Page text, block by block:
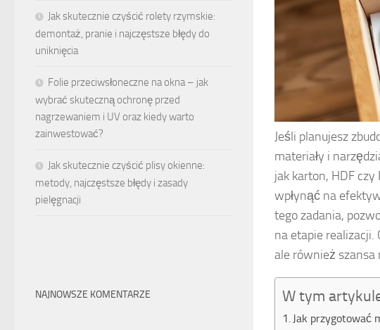
Jeśli planujesz
materiały i
jak karton, HDF czy
wpłynąć na
tego zadania,
na etapie realizacji.
ale również szansa
W tym
Jak przygotować
Jak skutecznie czyścić rolety rzymskie:
demontaż, pranie i najczęstsze błędy do
uniknięcia
Folie przeciwsłoneczne na okna – jak
wybrać skuteczną ochronę przed
nagrzewaniem i UV oraz kiedy warto
zainwestować?
Jak skutecznie czyścić plisy okienne:
metody, najczęstsze błędy i zasady
pielęgnacji
NAJNOWSZE KOMENTARZE